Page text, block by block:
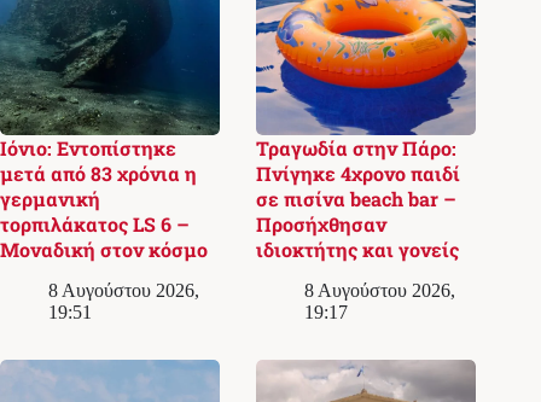
Ιόνιο: Εντοπίστηκε
μετά από 83 χρόνια η
γερμανική
τορπιλάκατος LS 6 –
Μοναδική στον κόσμο
8 Αυγούστου 2026,
19:51
Τραγωδία στην Πάρο:
Πνίγηκε 4χρονο παιδί
σε πισίνα beach bar –
Προσήχθησαν
ιδιοκτήτης και γονείς
8 Αυγούστου 2026,
19:17